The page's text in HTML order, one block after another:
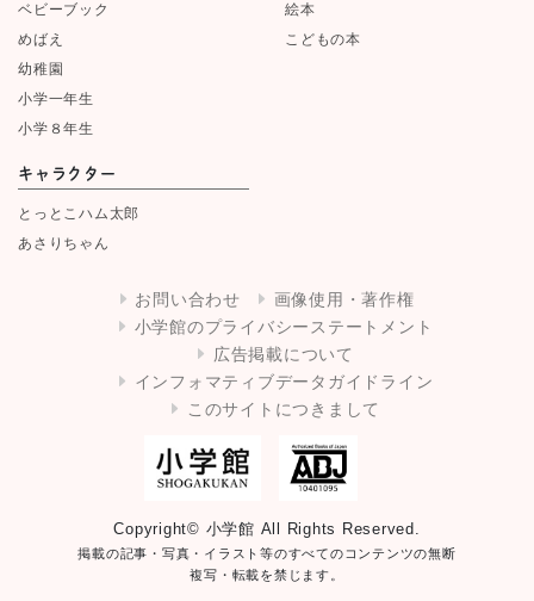
ベビーブック
めばえ
幼稚園
小学一年生
小学８年生
絵本
こどもの本
キャラクター
とっとこハム太郎
あさりちゃん
お問い合わせ
画像使用・著作権
小学館のプライバシーステートメント
広告掲載について
インフォマティブデータガイドライン
このサイトにつきまして
Copyright© 小学館 All Rights Reserved.
掲載の記事・写真・イラスト等のすべてのコンテンツの無断
複写・転載を禁じます。